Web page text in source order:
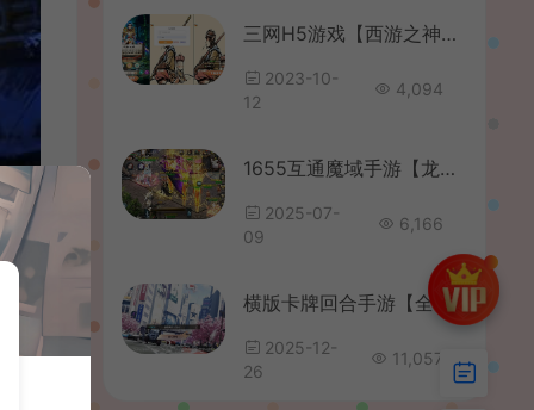
三网H5游戏【西游之神藏树H5】最新整理Linux手工服务端+GM授权后台+详细搭建教程
2023-10-
12
4,094
1655互通魔域手游【龙达圣装魔域终极挖宝90神火版】最新整理Win半手工服务端+本地注册验证+GM工具+安卓+详细搭建教程+视频教程
2025-07-
09
6,166
横版卡牌回合手游【全明星激斗代金券内购版】最新整理单机一键即玩镜像端+Linux手工服务端+安卓苹果双端+管理后台+CDK授权后台+详细搭建教程+视频教程+全套源码
2025-12-
26
11,057